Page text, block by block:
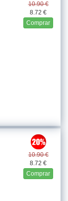
10.90 €
8.72 €
Comprar
10.90 €
8.72 €
Comprar